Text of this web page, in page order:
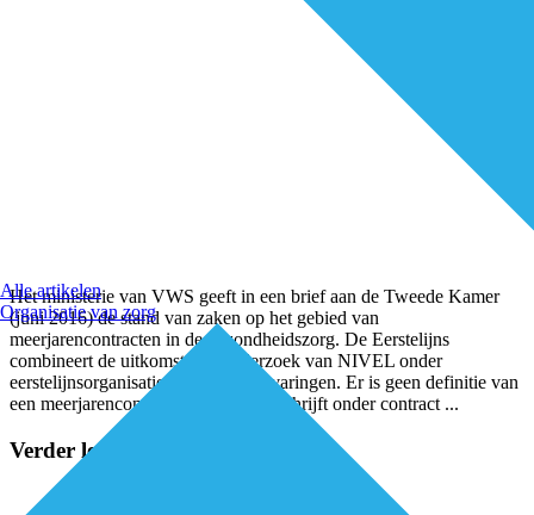
Alle artikelen
Organisatie van zorg
Het ministerie van VWS geeft in een brief aan de Tweede Kamer
(juni 2016) de stand van zaken op het gebied van
meerjarencontracten in de gezondheidszorg. De Eerstelijns
combineert de uitkomst met onderzoek van NIVEL onder
eerstelijnsorganisaties en praktijkervaringen. Er is geen definitie van
een meerjarencontract. Van Dale beschrijft onder contract ...
Verder lezen?